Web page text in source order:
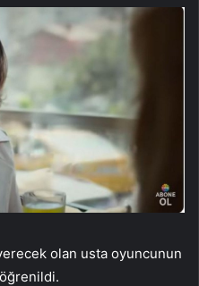
olan usta oyuncunun
öğrenildi.